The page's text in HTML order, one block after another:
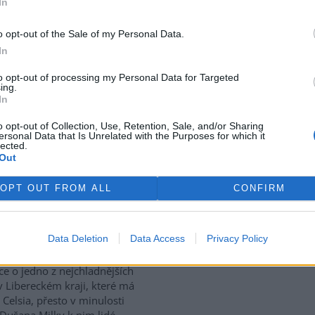
opt-out of the Sale of my Personal Data.
opt-out of processing my Personal Data for Targeted
opt-out of Collection, Use, Retention, Sale, and/or Sharing
Data that Is Unrelated with the Purposes for which it
OPT OUT FROM ALL CONFIRM
Data Deletion Data Access Privacy Policy
2
přístav v rumunském
je opuštěný. Až na několik
v řasách. Hladina
tak nízko, že plavidla už
vplouvat ani z něj
za tropických teplot
zažívají za současných
o jedno z nejchladnějších
Libereckém kraji, které má
přesto v minulosti